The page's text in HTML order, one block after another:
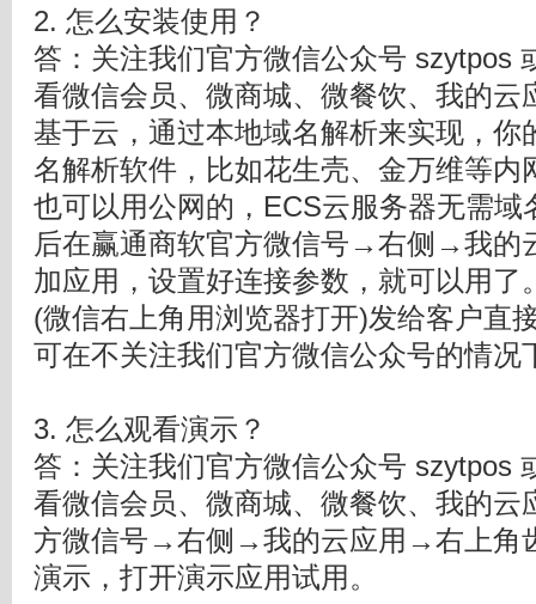
2. 怎么安装使用？
答：关注我们官方微信公众号 szytpos
看微信会员、微商城、微餐饮、我的云
基于云，通过本地域名解析来实现，你
名解析软件，比如花生壳、金万维等内
也可以用公网的，ECS云服务器无需域
后在赢通商软官方微信号→右侧→我的
加应用，设置好连接参数，就可以用了
(微信右上角用浏览器打开)发给客户直
可在不关注我们官方微信公众号的情况
3. 怎么观看演示？
答：关注我们官方微信公众号 szytpos
看微信会员、微商城、微餐饮、我的云
方微信号→右侧→我的云应用→右上角
演示，打开演示应用试用。